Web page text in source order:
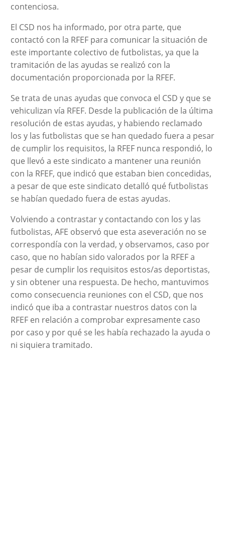
contenciosa.
El CSD nos ha informado, por otra parte, que
contactó con la RFEF para comunicar la situación de
este importante colectivo de futbolistas, ya que la
tramitación de las ayudas se realizó con la
documentación proporcionada por la RFEF.
Se trata de unas ayudas que convoca el CSD y que se
vehiculizan vía RFEF. Desde la publicación de la última
resolución de estas ayudas, y habiendo reclamado
los y las futbolistas que se han quedado fuera a pesar
de cumplir los requisitos, la RFEF nunca respondió, lo
que llevó a este sindicato a mantener una reunión
con la RFEF, que indicó que estaban bien concedidas,
a pesar de que este sindicato detalló qué futbolistas
se habían quedado fuera de estas ayudas.
Volviendo a contrastar y contactando con los y las
futbolistas, AFE observó que esta aseveración no se
correspondía con la verdad, y observamos, caso por
caso, que no habían sido valorados por la RFEF a
pesar de cumplir los requisitos estos/as deportistas,
y sin obtener una respuesta. De hecho, mantuvimos
como consecuencia reuniones con el CSD, que nos
indicó que iba a contrastar nuestros datos con la
RFEF en relación a comprobar expresamente caso
por caso y por qué se les había rechazado la ayuda o
ni siquiera tramitado.